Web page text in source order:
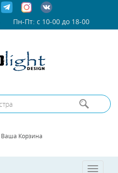
Пн-Пт: с 10-00 до 18-00
Ваша Корзина
Toggle